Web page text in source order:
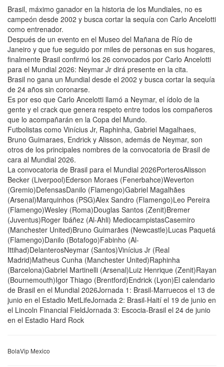
Brasil, máximo ganador en la historia de los Mundiales, no es
campeón desde 2002 y busca cortar la sequía con Carlo Ancelotti
como entrenador.
Después de un evento en el Museo del Mañana de Río de
Janeiro y que fue seguido por miles de personas en sus hogares,
finalmente Brasil confirmó los 26 convocados por Carlo Ancelotti
para el Mundial 2026: Neymar Jr dirá presente en la cita.
Brasil no gana un Mundial desde el 2002 y busca cortar la sequía
de 24 años sin coronarse.
Es por eso que Carlo Ancelotti llamó a Neymar, el ídolo de la
gente y el crack que genera respeto entre todos los compañeros
que lo acompañarán en la Copa del Mundo.
Futbolistas como Vinícius Jr, Raphinha, Gabriel Magalhaes,
Bruno Guimaraes, Endrick y Alisson, además de Neymar, son
otros de los principales nombres de la convocatoria de Brasil de
cara al Mundial 2026.
La convocatoria de Brasil para el Mundial 2026PorterosAlisson
Becker (Liverpool)Ederson Moraes (Fenerbahce)Weverton
(Gremio)DefensasDanilo (Flamengo)Gabriel Magalhães
(Arsenal)Marquinhos (PSG)Alex Sandro (Flamengo)Leo Pereira
(Flamengo)Wesley (Roma)Douglas Santos (Zenit)Bremer
(Juventus)Roger Ibáñez (Al-Ahli) MediocampistasCasemiro
(Manchester United)Bruno Guimarães (Newcastle)Lucas Paquetá
(Flamengo)Danilo (Botafogo)Fabinho (Al-
Ittihad)DelanterosNeymar (Santos)Vinícius Jr (Real
Madrid)Matheus Cunha (Manchester United)Raphinha
(Barcelona)Gabriel Martinelli (Arsenal)Luiz Henrique (Zenit)Rayan
(Bournemouth)Igor Thiago (Brentford)Endrick (Lyon)El calendario
de Brasil en el Mundial 2026Jornada 1: Brasil-Marruecos el 13 de
junio en el Estadio MetLifeJornada 2: Brasil-Haití el 19 de junio en
el Lincoln Financial FieldJornada 3: Escocia-Brasil el 24 de junio
en el Estadio Hard Rock
BolaVip Mexico